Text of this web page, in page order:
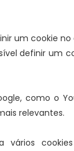
um cookie
definir um
como o
relevantes.
vários